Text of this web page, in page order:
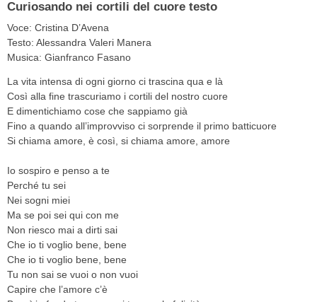
Curiosando nei cortili del cuore testo
Voce: Cristina D’Avena
Testo: Alessandra Valeri Manera
Musica: Gianfranco Fasano
La vita intensa di ogni giorno ci trascina qua e là
Così alla fine trascuriamo i cortili del nostro cuore
E dimentichiamo cose che sappiamo già
Fino a quando all’improvviso ci sorprende il primo batticuore
Si chiama amore, è così, si chiama amore, amore
Io sospiro e penso a te
Perché tu sei
Nei sogni miei
Ma se poi sei qui con me
Non riesco mai a dirti sai
Che io ti voglio bene, bene
Che io ti voglio bene, bene
Tu non sai se vuoi o non vuoi
Capire che l’amore c’è